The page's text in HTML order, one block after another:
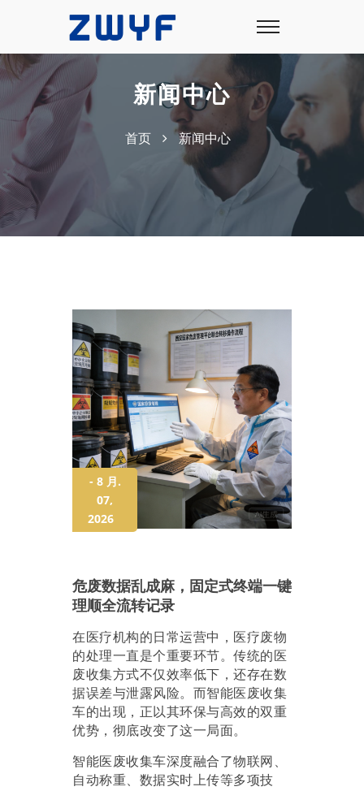
新闻中心
首页 新闻中心
- 8 月.
07,
2026
危废数据乱成麻，固定式终端一键
理顺全流转记录
在医疗机构的日常运营中，医疗废物
的处理一直是个重要环节。传统的医
废收集方式不仅效率低下，还存在数
据误差与泄露风险。而智能医废收集
车的出现，正以其环保与高效的双重
优势 ，彻底改变了这一局面。
智能医废收集车深度融合了物联网、
自动称重、数据实时上传等多项技